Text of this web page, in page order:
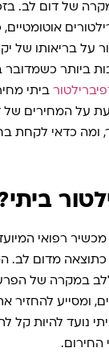
של דום לב.
אוטומטיים,
על בריאותו של
ביותר כשמדובר
ביתי
על המחירים של
כדאי לקחת
מכשיר רפואי
כתוצאה מדום לב.
במקרה של
ומסייע להחזיר
נועד להיות קל
החירום.